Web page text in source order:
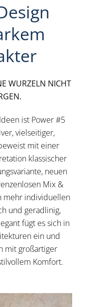
WURZELN NICHT
ist Power #5
vielseitiger,
mit einer
klassischer
neuen
Mix &
mehr individuellen
und geradlinig,
fügt es sich in
ein und
mit großartiger
Komfort.